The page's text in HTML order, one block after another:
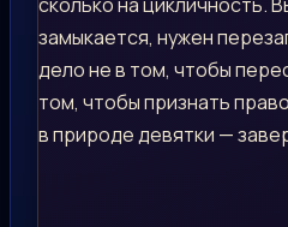
замыкается, нужен
дело не в том, чтобы
том, чтобы признать
в природе девятки —